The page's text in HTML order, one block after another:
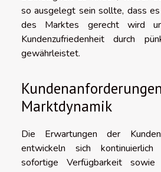
so ausgelegt sein sollte, dass
des Marktes gerecht wird
Kundenzufriedenheit durch
gewährleistet.
Marktdynamik
Die Erwartungen der
entwickeln sich
sofortige Verfügbarkeit sowie